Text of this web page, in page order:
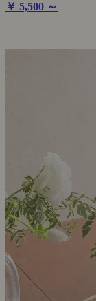
￥ 5,500 ～